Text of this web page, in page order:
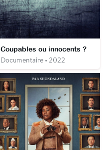
Coupables ou innocents ?
Documentaire • 2022